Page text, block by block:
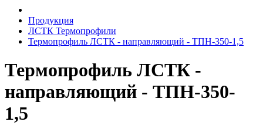
Продукция
ЛСТК Термопрофили
Термопрофиль ЛСТК - направляющий - ТПН-350-1,5
Термопрофиль ЛСТК -
направляющий - ТПН-350-
1,5